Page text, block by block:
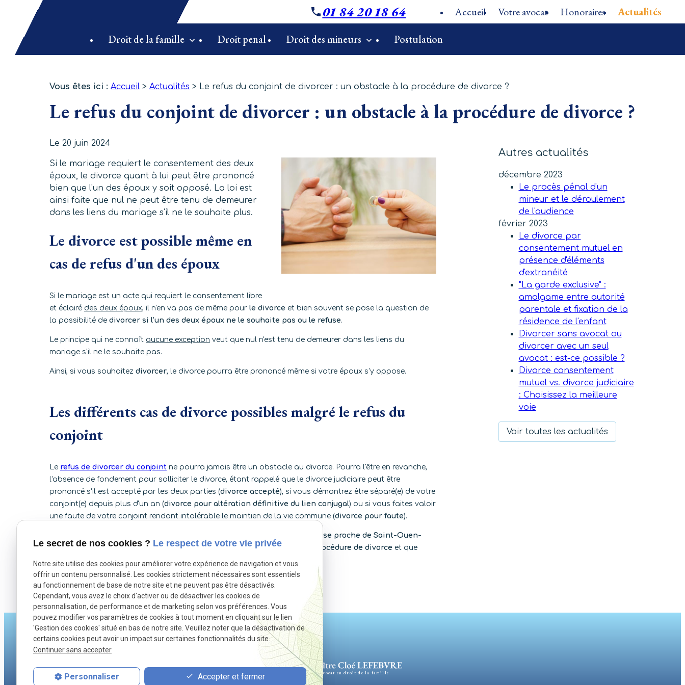
01 84 20 18 64 Accueil Votre avocat Honoraires Actualités
Droit de la famille Droit penal Droit des mineurs Postulation
Vous êtes ici : Accueil > Actualités > Le refus du conjoint de divorcer : un obstacle à la procédure de divorce ?
Le refus du conjoint de divorcer : un obstacle à la procédure de divorce ?
Le 20 juin 2024
Si le mariage requiert le consentement des deux
époux, le divorce quant à lui peut être prononcé
bien que l'un des époux y soit opposé. La loi est
ainsi faite que nul ne peut être tenu de demeurer
dans les liens du mariage s'il ne le souhaite plus.
Le divorce est possible même en
cas de refus d'un des époux
Si le mariage est un acte qui requiert le consentement libre
et éclairé des deux époux, il n'en va pas de même pour le divorce et bien souvent se pose la question de
la possibilité de divorcer si l'un des deux époux ne le souhaite pas ou le refuse.
Le principe qui ne connaît aucune exception veut que nul n'est tenu de demeurer dans les liens du
mariage s'il ne le souhaite pas.
Ainsi, si vous souhaitez divorcer, le divorce pourra être prononcé même si votre époux s'y oppose.
Les différents cas de divorce possibles malgré le refus du
conjoint
Le refus de divorcer du conjoint ne pourra jamais être un obstacle au divorce. Pourra l'être en revanche,
l'absence de fondement pour solliciter le divorce, étant rappelé que le divorce judiciaire peut être
prononcé s'il est accepté par les deux parties (divorce accepté), si vous démontrez être séparé(e) de votre
conjoint(e) depuis plus d'un an (divorce pour altération définitive du lien conjugal) ou si vous faites valoir
une faute de votre conjoint rendant intolérable le maintien de la vie commune (divorce pour faute).
Pontoise dans le Val-d’Oise proche de Saint-Ouen-
l'Aumônese tient à votre disposition si vous envisagez de diligenter une procédure de divorce et que
vous faites face au refus de votre conjoint.
X (formerly Twitter) est désactivé. Autoriser Facebook est désactivé. Autoriser
Autres actualités
décembre 2023
Le procès pénal d'un
mineur et le déroulement
de l'audience
février 2023
Le divorce par
consentement mutuel en
présence d'éléments
d'extranéité
"La garde exclusive" :
amalgame entre autorité
parentale et fixation de la
résidence de l'enfant
Divorcer sans avocat ou
divorcer avec un seul
avocat : est-ce possible ?
Divorce consentement
mutuel vs. divorce judiciaire
: Choisissez la meilleure
voie
Voir toutes les actualités
Avocat en droit de la famille
Panneau de gestion des cookies
Le secret de nos cookies ? Le respect de votre vie privée
Notre site utilise des cookies pour améliorer votre expérience de navigation et vous
offrir un contenu personnalisé. Les cookies strictement nécessaires sont essentiels
au fonctionnement de base de notre site et ne peuvent pas être désactivés.
Cependant, vous avez le choix d'activer ou de désactiver les cookies de
personnalisation, de performance et de marketing selon vos préférences. Vous
pouvez modifier vos paramètres de cookies à tout moment en cliquant sur le lien
'Gestion des cookies' situé en bas de notre site. Veuillez noter que la désactivation de
certains cookies peut avoir un impact sur certaines fonctionnalités du site.
Continuer sans accepter
Personnaliser Accepter et fermer